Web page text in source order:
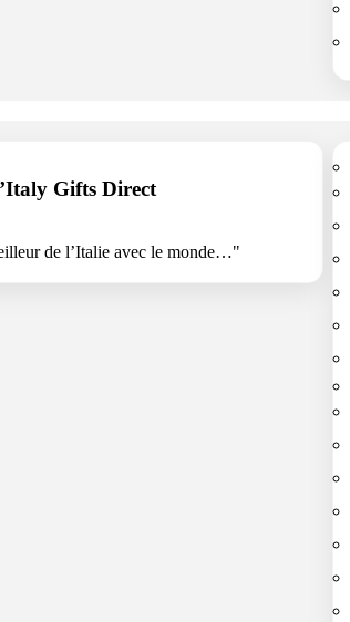
Gifts Direct
de l’Italie avec le monde…"